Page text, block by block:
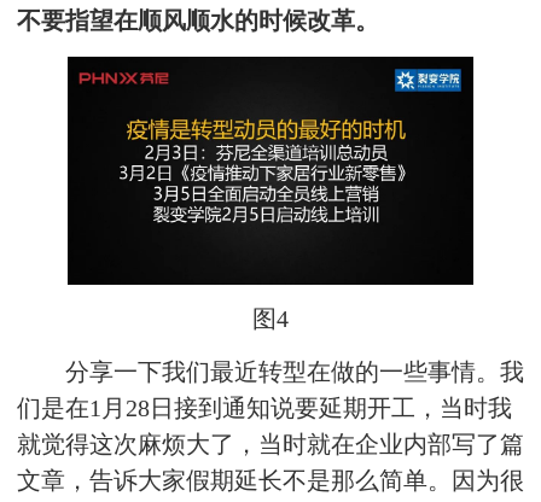
不要指望在顺风顺水的时候改革。
图4
分享一下我们最近转型在做的一些事情。我
们是在1月28日接到通知说要延期开工，当时我
就觉得这次麻烦大了，当时就在企业内部写了篇
文章，告诉大家假期延长不是那么简单。因为很